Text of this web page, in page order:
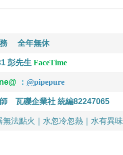
全年無休
彭先生 FaceTime
： @pipepure
瓦礫企業社 統編82247065
法點火｜水忽冷忽熱｜水有異